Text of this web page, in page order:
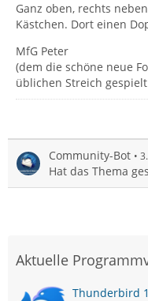
Ganz oben, rechts
Kästchen. Dort einen
MfG Peter
(dem die schöne neue
üblichen Streich
Community-Bot
Hat das Thema
Aktuelle
Thunderbird